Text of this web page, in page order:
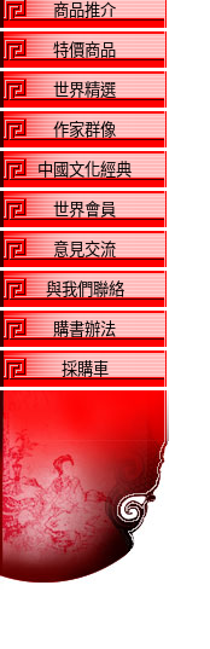
商品推介
特價商品
世界精選
作家群像
中國文化經典
世界會員
意見交流
與我們聯絡
購書辦法
採購車